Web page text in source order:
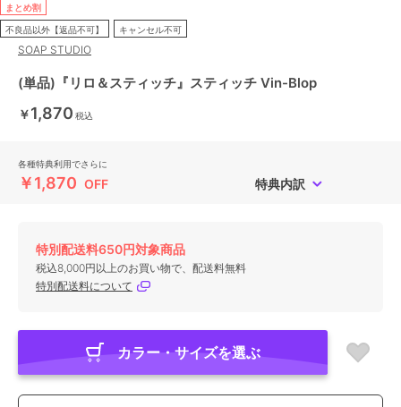
まとめ割
不良品以外【返品不可】 キャンセル不可
SOAP STUDIO
(単品)『リロ＆スティッチ』スティッチ Vin-Blop
￥1,870 税込
各種特典利用でさらに
￥1,870 OFF 特典内訳
特別配送料650円対象商品
税込8,000円以上のお買い物で、配送料無料
特別配送料について
カラー・サイズを選ぶ